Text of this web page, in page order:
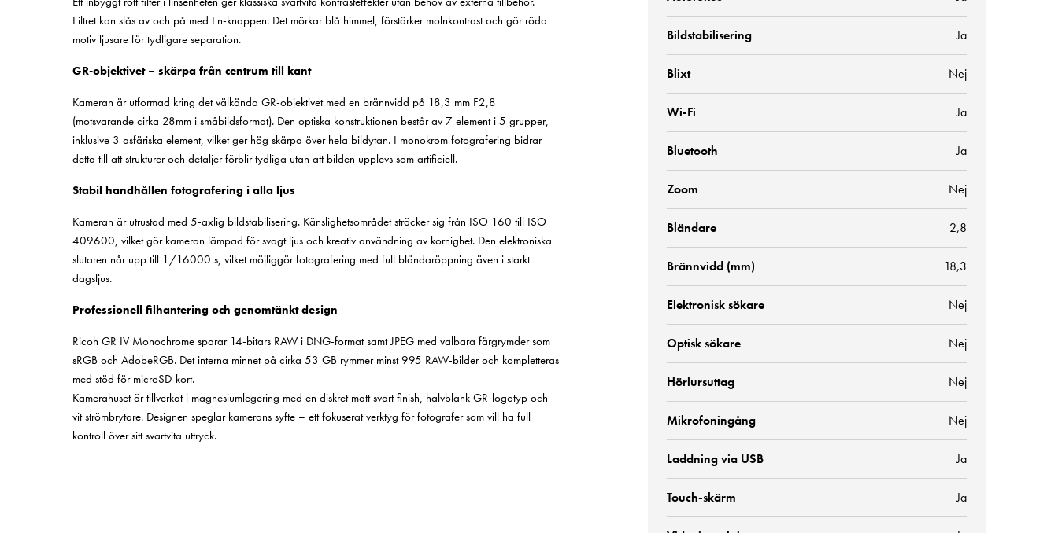
Filtret kan slås av och på med Fn-knappen. Det mörkar blå himmel, förstärker molnkontrast och gör röda
motiv ljusare för tydligare separation.
GR-objektivet – skärpa från centrum till kant
Kameran är utformad kring det välkända GR-objektivet med en brännvidd på 18,3 mm F2,8
(motsvarande cirka 28mm i småbildsformat). Den optiska konstruktionen består av 7 element i 5 grupper,
inklusive 3 asfäriska element, vilket ger hög skärpa över hela bildytan. I monokrom fotografering bidrar
detta till att strukturer och detaljer förblir tydliga utan att bilden upplevs som artificiell.
Stabil handhållen fotografering i alla ljus
Kameran är utrustad med 5-axlig bildstabilisering. Känslighetsområdet sträcker sig från ISO 160 till ISO
409600, vilket gör kameran lämpad för svagt ljus och kreativ användning av kornighet. Den elektroniska
slutaren når upp till 1/16000 s, vilket möjliggör fotografering med full bländaröppning även i starkt
dagsljus.
Professionell filhantering och genomtänkt design
Ricoh GR IV Monochrome sparar 14-bitars RAW i DNG-format samt JPEG med valbara färgrymder som
sRGB och AdobeRGB. Det interna minnet på cirka 53 GB rymmer minst 995 RAW-bilder och kompletteras
med stöd för microSD-kort.
Kamerahuset är tillverkat i magnesiumlegering med en diskret matt svart finish, halvblank GR-logotyp och
vit strömbrytare. Designen speglar kamerans syfte – ett fokuserat verktyg för fotografer som vill ha full
kontroll över sitt svartvita uttryck.
Bildstabilisering Ja
Blixt Nej
Wi-Fi Ja
Bluetooth Ja
Zoom Nej
Bländare 2,8
Brännvidd (mm) 18,3
Elektronisk sökare Nej
Optisk sökare Nej
Hörlursuttag Nej
Mikrofoningång Nej
Laddning via USB Ja
Touch-skärm Ja